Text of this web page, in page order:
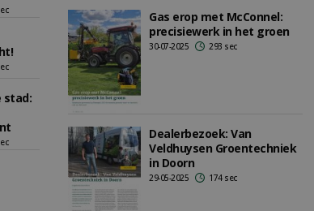
stad:
Gas erop met McConnel:
precisiewerk in het groen
30-07-2025 293 sec
Dealerbezoek: Van
Veldhuysen Groentechniek
in Doorn
29-05-2025 174 sec